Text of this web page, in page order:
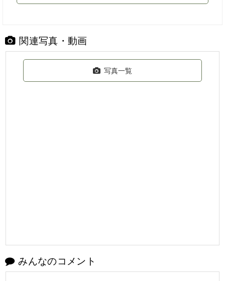
関連写真・動画
写真一覧
みんなのコメント